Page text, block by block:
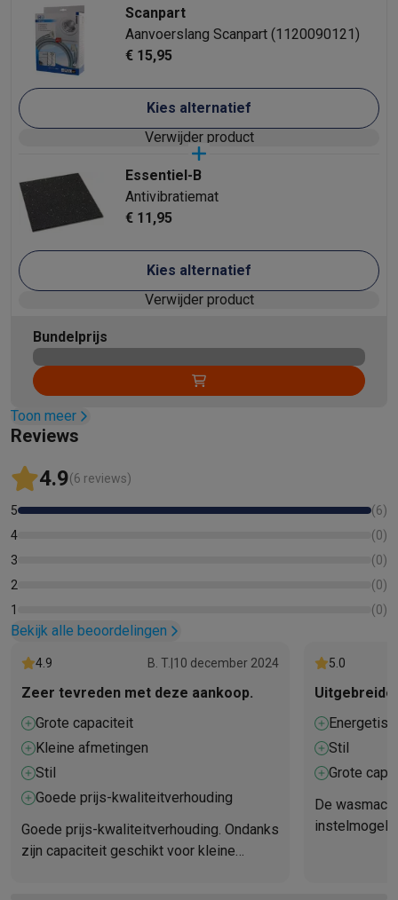
Scanpart
Aanvoerslang Scanpart (1120090121)
€ 15,95
Kies alternatief
Verwijder product
Essentiel-B
Antivibratiemat
€ 11,95
Kies alternatief
Verwijder product
Bundelprijs
Toon meer
Reviews
4.9(6 reviews)
5 (6)
4
(0)
3
(0)
2
(0)
1
(0)
Bekijk alle beoordelingen
4.9 B. T. 10 december 2024
Zeer tevreden met deze aankoop.
Grote capaciteit
Kleine afmetingen
Stil
Goede prijs-kwaliteitverhouding
Goede prijs-kwaliteitverhouding. Ondanks
zijn capaciteit geschikt voor kleine
5.0
Uitgebreide
Stil
Grote
De